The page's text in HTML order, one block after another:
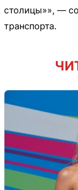
столицы»», —
транспорта.